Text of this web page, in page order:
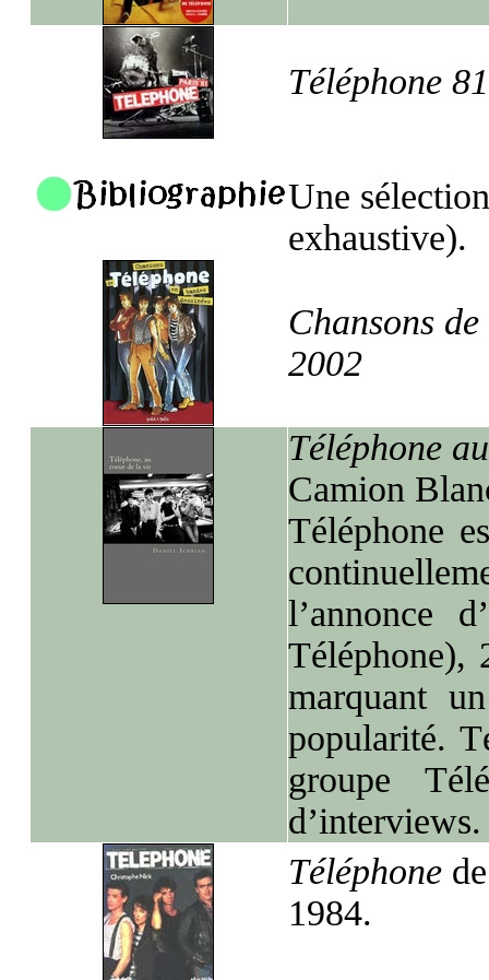
Téléphone 81
Une
exhaustive).
Chansons
2002
Téléphone
Camion
Téléphone
l’annonce
Téléphone),
marquant
popularité.
groupe
d’interviews.
Téléphone
1984.